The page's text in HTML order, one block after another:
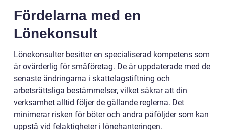
Fördelarna med en
Lönekonsult
Lönekonsulter besitter en specialiserad kompetens som
är ovärderlig för småföretag. De är uppdaterade med de
senaste ändringarna i skattelagstiftning och
arbetsrättsliga bestämmelser, vilket säkrar att din
verksamhet alltid följer de gällande reglerna. Det
minimerar risken för böter och andra påföljder som kan
uppstå vid felaktigheter i lönehanteringen.